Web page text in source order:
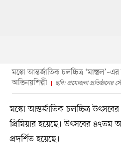
মস্কো আন্তর্জাতিক চলচ্চিত্র ‘মাস্তুল’–এর
অভিনয়শিল্পী
ছবি: প্রযোজনা প্রতিষ্ঠানের
মস্কো আন্তর্জাতিক চলচ্চিত্র উৎসবের
প্রিমিয়ার হয়েছে। উৎসবের
প্রদর্শিত হয়েছে।